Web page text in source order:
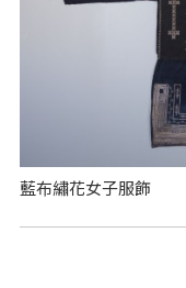
藍布繡花女子服飾